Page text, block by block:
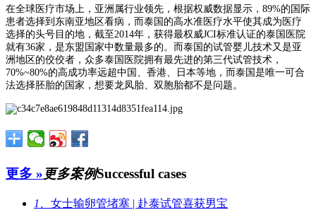
在全球医疗市场上，亚洲属行业领先，根据权威数据显示，89%的国际
患者选择到东南亚地区看病，而泰国的高水准医疗水平使其成为医疗
选择的头号目的地，截至2014年，获得最权威JCI标准认证的泰国医院
就有36家，是东盟国家中数量最多的。而泰国的试管婴儿技术又是亚
洲地区的佼佼者，众多泰国医院拥有最先进的第三代试管技术，
70%~80%的高成功率远超中国、香港、日本等地，而泰国是唯一可合
法选择胚胎的国家，想要龙凤胎、双胞胎都不是问题。
更多 » 更多案例Successful cases
1、 女士输卵管堵塞 | 赴泰试管喜获男宝